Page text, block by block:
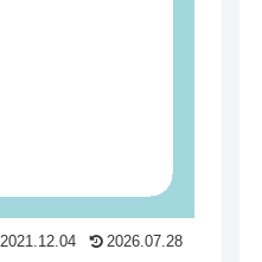
2021.12.04 2026.07.28